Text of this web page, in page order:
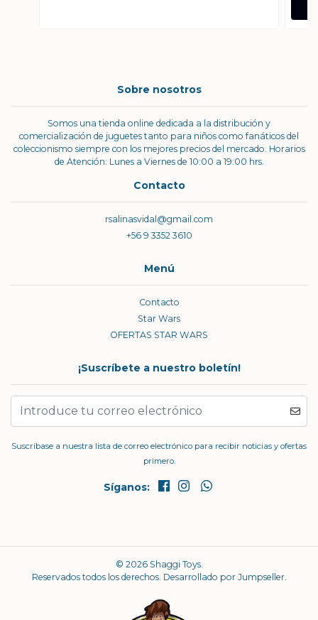
Sobre nosotros
Somos una tienda online dedicada a la distribución y
comercialización de juguetes tanto para niños como fanáticos del
coleccionismo siempre con los mejores precios del mercado. Horarios
de Atención: Lunes a Viernes de 10:00 a 19:00 hrs.
Contacto
rsalinasvidal@gmail.com
+56 9 3352 3610
Menú
Contacto
Star Wars
OFERTAS STAR WARS
¡Suscríbete a nuestro boletín!
Suscríbase a nuestra lista de correo electrónico para recibir noticias y ofertas
primero.
Síganos:
© 2026 Shaggi Toys.
Reservados todos los derechos. Desarrollado por Jumpseller.